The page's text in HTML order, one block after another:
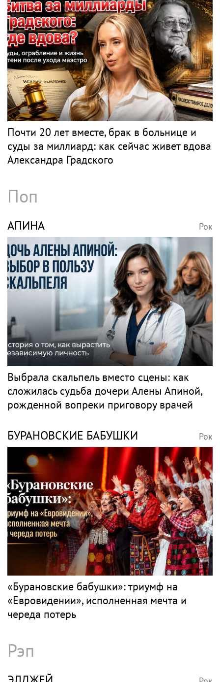
Рок
Весь рок
ЦОЙ Рок
Корейский исполнитель песен Цоя Сон
Вон Соп захотел пожить в Нижнем
Новгороде
ГРАДСКИЙ Рок
Почти 20 лет вместе, брак в больнице и
суды за миллиард: как сейчас живет вдова
Александра Градского
Поп
АПИНА Рок